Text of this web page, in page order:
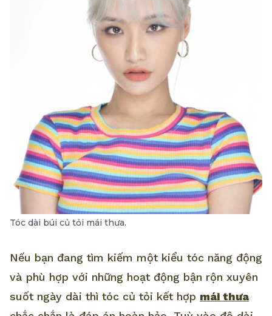
Tóc dài búi củ tỏi mái thưa.
Nếu bạn đang tìm kiếm một kiểu tóc năng động
và phù hợp với những hoạt động bận rộn xuyên
suốt ngày dài thì tóc củ tỏi kết hợp mái thưa